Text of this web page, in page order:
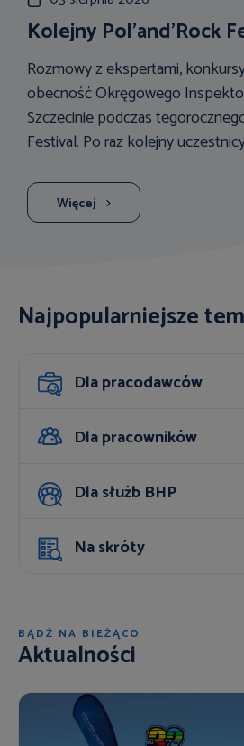
Kolejny Pol'and'Rock
Rozmowy z ekspertami,
obecność Okręgowego
Szczecinie podczas
Festival. Po raz kolejny
Więcej
Najpopularniejsze
Dla pracodawców
Dla pracowników
Dla służb BHP
Na skróty
BĄDŹ NA BIEŻĄCO
Aktualności